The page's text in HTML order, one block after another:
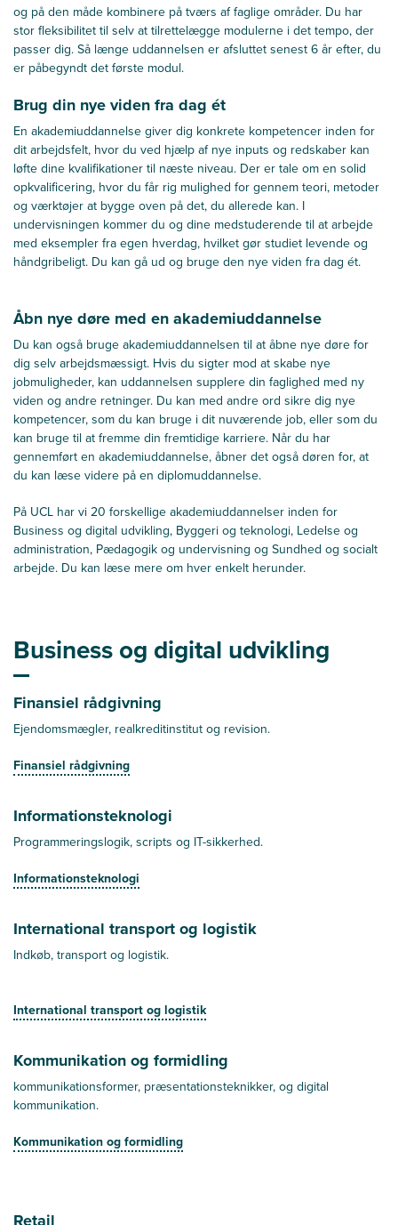
og på den måde kombinere på tværs af faglige områder. Du har
stor fleksibilitet til selv at tilrettelægge modulerne i det tempo, der
passer dig. Så længe uddannelsen er afsluttet senest 6 år efter, du
er påbegyndt det første modul.
Brug din nye viden fra dag ét
En akademiuddannelse giver dig konkrete kompetencer inden for
dit arbejdsfelt, hvor du ved hjælp af nye inputs og redskaber kan
løfte dine kvalifikationer til næste niveau. Der er tale om en solid
opkvalificering, hvor du får rig mulighed for gennem teori, metoder
og værktøjer at bygge oven på det, du allerede kan. I
undervisningen kommer du og dine medstuderende til at arbejde
med eksempler fra egen hverdag, hvilket gør studiet levende og
håndgribeligt. Du kan gå ud og bruge den nye viden fra dag ét.
Åbn nye døre med en akademiuddannelse
Du kan også bruge akademiuddannelsen til at åbne nye døre for
dig selv arbejdsmæssigt. Hvis du sigter mod at skabe nye
jobmuligheder, kan uddannelsen supplere din faglighed med ny
viden og andre retninger. Du kan med andre ord sikre dig nye
kompetencer, som du kan bruge i dit nuværende job, eller som du
kan bruge til at fremme din fremtidige karriere. Når du har
gennemført en akademiuddannelse, åbner det også døren for, at
du kan læse videre på en diplomuddannelse.
På UCL har vi 20 forskellige akademiuddannelser inden for
Business og digital udvikling, Byggeri og teknologi, Ledelse og
administration, Pædagogik og undervisning og Sundhed og socialt
arbejde. Du kan læse mere om hver enkelt herunder.
Business og digital udvikling
Finansiel rådgivning
Ejendomsmægler, realkreditinstitut og revision.
Finansiel rådgivning
Informationsteknologi
Programmeringslogik, scripts og IT-sikkerhed.
Informationsteknologi
International transport og logistik
Indkøb, transport og logistik.
International transport og logistik
Kommunikation og formidling
kommunikationsformer, præsentationsteknikker, og digital
kommunikation.
Kommunikation og formidling
Retail